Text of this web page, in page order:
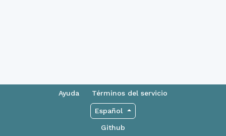
Ayuda Términos del servicio
Español
Github